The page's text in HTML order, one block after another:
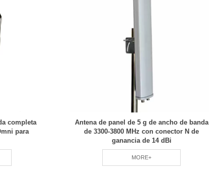
completa
para
Antena de panel de 5 g de ancho de banda
de 3300-3800 MHz con conector N de
ganancia de 14 dBi
MORE+